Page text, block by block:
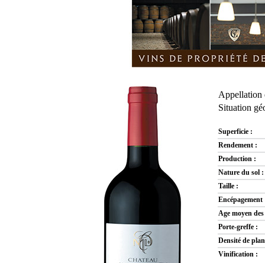
Appellation
Situation
Superficie :
Rendement :
Production :
Nature du sol :
Taille :
Encépagement
Age moyen
Porte-greffe :
Densité de
Vinification :